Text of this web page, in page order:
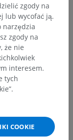
się na
zgody na
lub wycofać ją.
narzędzia
zgody na
że nie
interesem.
tych
COOKIE